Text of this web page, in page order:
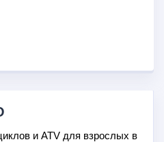
и ATV для взрослых в